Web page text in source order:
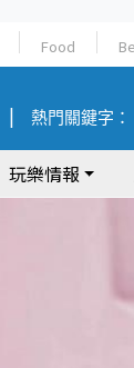
Food
熱門關鍵字：
玩樂情報